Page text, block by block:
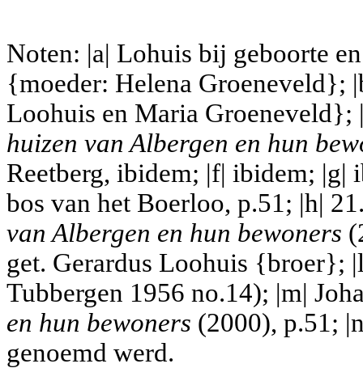
Noten: |a| Lohuis bij geboorte
{moeder: Helena Groeneveld};
Loohuis en Maria Groeneveld};
huizen van Albergen en hun
Reetberg, ibidem; |f| ibidem;
bos van het Boerloo, p.51; |h|
van Albergen en hun bewoners
get. Gerardus Loohuis {broer};
Tubbergen 1956 no.14); |m|
en hun bewoners (2000), p.51;
genoemd werd.